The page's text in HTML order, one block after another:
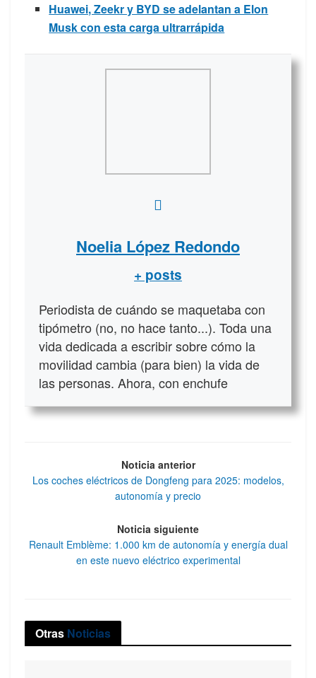
Huawei, Zeekr y BYD se adelantan a Elon
Musk con esta carga ultrarrápida
Noelia López Redondo
+ posts
Periodista de cuándo se maquetaba con
tipómetro (no, no hace tanto...). Toda una
vida dedicada a escribir sobre cómo la
movilidad cambia (para bien) la vida de
las personas. Ahora, con enchufe
Noticia anterior
Los coches eléctricos de Dongfeng para 2025: modelos,
autonomía y precio
Noticia siguiente
Renault Emblème: 1.000 km de autonomía y energía dual
en este nuevo eléctrico experimental
Otras Noticias